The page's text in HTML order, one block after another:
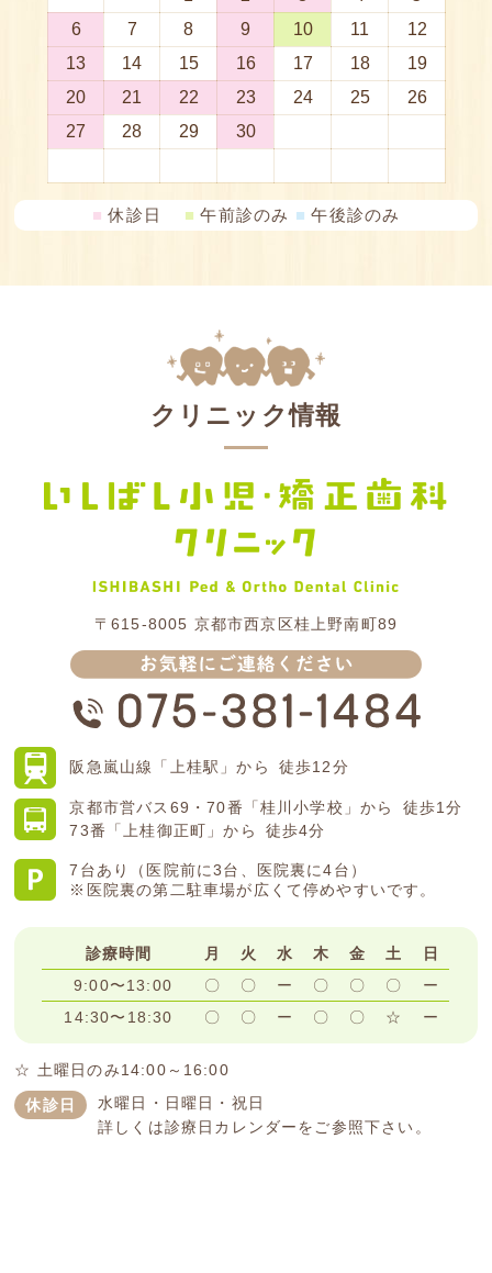
■ 休診日 ■ 午前診のみ ■ 午後診のみ
クリニック情報
〒615-8005 京都市西京区桂上野南町89
阪急嵐山線 「上桂駅」から 徒歩12分
京都市営バス 69・70番「桂川小学校」から 徒歩1分
73番「上桂御正町」から 徒歩4分
7台あり（医院前に3台、医院裏に4台）
※医院裏の第二駐車場が広くて停めやすいです。
診療時間 月 火 水 木 金 土
日
9:00〜13:00
〇 〇 ー 〇 〇 〇
ー
14:30〜18:30
〇 〇 ー 〇 〇 ☆ ー
☆ 土曜日のみ14:00～16:00
休診日
水曜日・日曜日・祝日
詳しくは診療日カレンダーをご参照下さい。